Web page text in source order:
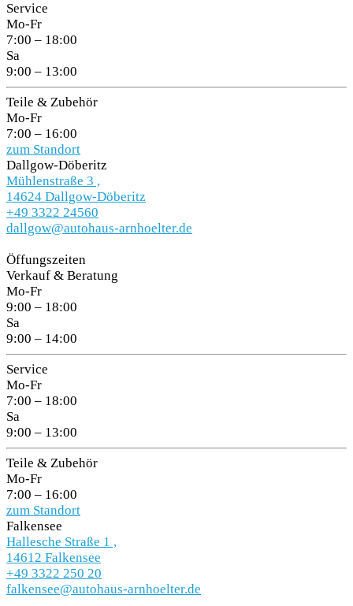
Service
Mo-Fr
7:00 – 18:00
Sa
9:00 – 13:00
Teile & Zubehör
Mo-Fr
7:00 – 16:00
zum Standort
Dallgow-Döberitz
Mühlenstraße 3 ,
14624 Dallgow-Döberitz
+49 3322 24560
dallgow@autohaus-arnhoelter.de
Öffungszeiten
Verkauf & Beratung
Mo-Fr
9:00 – 18:00
Sa
9:00 – 14:00
Service
Mo-Fr
7:00 – 18:00
Sa
9:00 – 13:00
Teile & Zubehör
Mo-Fr
7:00 – 16:00
zum Standort
Falkensee
Hallesche Straße 1 ,
14612 Falkensee
+49 3322 250 20
falkensee@autohaus-arnhoelter.de